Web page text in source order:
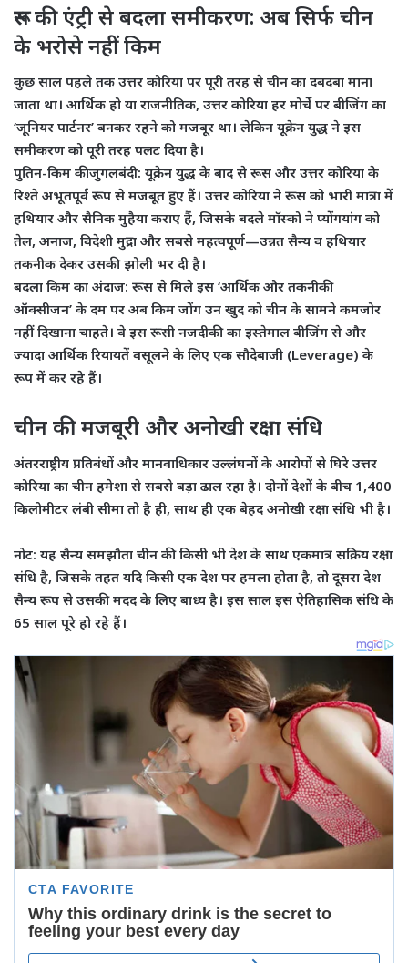
​रूस की एंट्री से बदला समीकरण: अब सिर्फ चीन
के भरोसे नहीं किम
​कुछ साल पहले तक उत्तर कोरिया पर पूरी तरह से चीन का दबदबा माना
जाता था। आर्थिक हो या राजनीतिक, उत्तर कोरिया हर मोर्चे पर बीजिंग का
‘जूनियर पार्टनर’ बनकर रहने को मजबूर था। लेकिन यूक्रेन युद्ध ने इस
समीकरण को पूरी तरह पलट दिया है।
पुतिन-किम की जुगलबंदी: यूक्रेन युद्ध के बाद से रूस और उत्तर कोरिया के
रिश्ते अभूतपूर्व रूप से मजबूत हुए हैं। उत्तर कोरिया ने रूस को भारी मात्रा में
हथियार और सैनिक मुहैया कराए हैं, जिसके बदले मॉस्को ने प्योंगयांग को
तेल, अनाज, विदेशी मुद्रा और सबसे महत्वपूर्ण—उन्नत सैन्य व हथियार
तकनीक देकर उसकी झोली भर दी है।
बदला किम का अंदाज: रूस से मिले इस ‘आर्थिक और तकनीकी
ऑक्सीजन’ के दम पर अब किम जोंग उन खुद को चीन के सामने कमजोर
नहीं दिखाना चाहते। वे इस रूसी नजदीकी का इस्तेमाल बीजिंग से और
ज्यादा आर्थिक रियायतें वसूलने के लिए एक सौदेबाजी (Leverage) के
रूप में कर रहे हैं।
​चीन की मजबूरी और अनोखी रक्षा संधि
​अंतरराष्ट्रीय प्रतिबंधों और मानवाधिकार उल्लंघनों के आरोपों से घिरे उत्तर
कोरिया का चीन हमेशा से सबसे बड़ा ढाल रहा है। दोनों देशों के बीच 1,400
किलोमीटर लंबी सीमा तो है ही, साथ ही एक बेहद अनोखी रक्षा संधि भी है।
​नोट: यह सैन्य समझौता चीन की किसी भी देश के साथ एकमात्र सक्रिय रक्षा
संधि है, जिसके तहत यदि किसी एक देश पर हमला होता है, तो दूसरा देश
सैन्य रूप से उसकी मदद के लिए बाध्य है। इस साल इस ऐतिहासिक संधि के
65 साल पूरे हो रहे हैं।